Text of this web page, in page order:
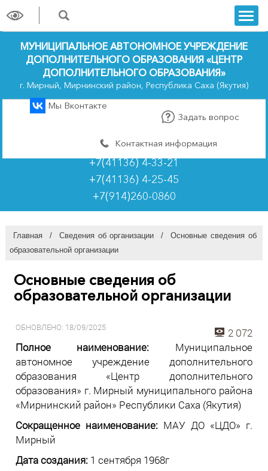
trk
МУНИЦИПАЛЬНОЕ АВТОНОМНОЕ УЧРЕЖДЕНИЕ
ДОПОЛНИТЕЛЬНОГО ОБРАЗОВАНИЯ «ЦЕНТР
ДОПОЛНИТЕЛЬНОГО ОБРАЗОВАНИЯ»
г. Мирный, Мирнинский район, Республика Саха (Якутия)
Мы Вконтакте
Задать вопрос
Контактная информация
+7(41136) 4-33-21
+7(41136) 4-25-45
+7(914)260-0860
Главная / Сведения об организации /
Основные сведения об
образовательной организации
Основные сведения об
образовательной организации
ОБНОВЛЕНО: 18/09/2025
2 072
Полное наименование: Муниципальное
автономное учреждение дополнительного
образования «Центр дополнительного
образования» г. Мирный муниципального района
«Мирнинский район» Республики Саха (Якутия)
Сокращенное наименование: МАУ ДО «ЦДО» г.
Мирный
Дата создания:1 сентября 1968г